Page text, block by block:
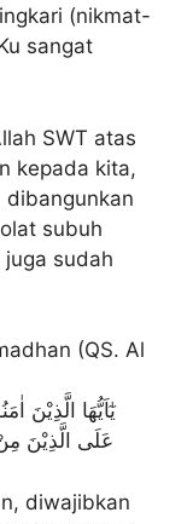
(nikmat-
sangat
SWT atas
kepada kita,
subuh
sudah
(QS. Al
يٰٓاَيُّهَا الَّذِيْنَ
عَلَى الَّذِيْنَ
diwajibkan